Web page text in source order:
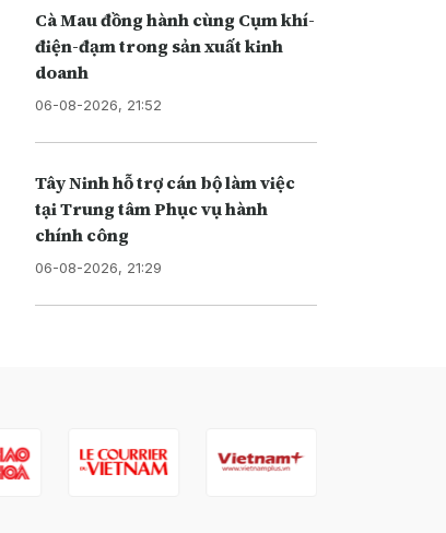
Cà Mau đồng hành cùng Cụm khí-
điện-đạm trong sản xuất kinh
doanh
06-08-2026, 21:52
Tây Ninh hỗ trợ cán bộ làm việc
tại Trung tâm Phục vụ hành
chính công
06-08-2026, 21:29